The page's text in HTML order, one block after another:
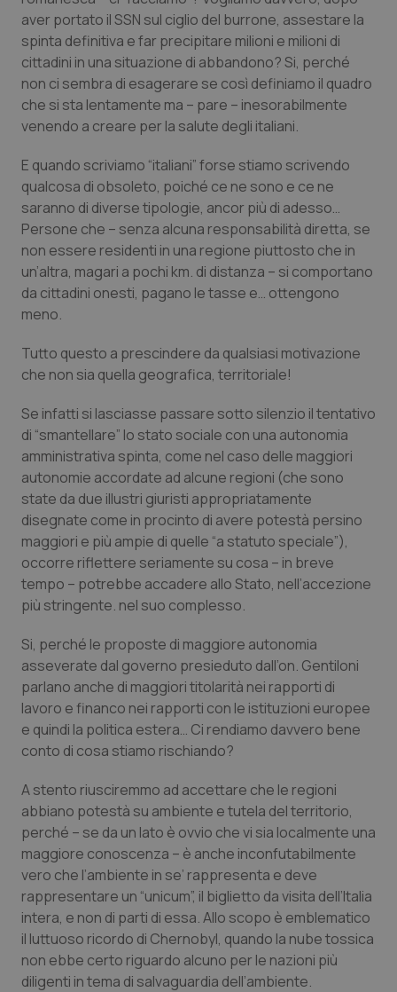
Lettere al direttore
Edizioni Regionali
Professionisti Sanitari.AI
Abruzzo
Basilicata
Calabria
Campania
Emilia-Romagna
Friuli Venezia Giulia
Lazio
Liguria
Lombardia
Marche
Molise
Piemonte
Provincia Autonoma di Bolzano
Provincia Autonoma di Trento
Puglia
Sardegna
Sicilia
QS Pro Gold
Artrite & artrosi
Asma & BPCO
Car-T
Colesterolo & coronaropatie
Dermatite Atopica
Diabete & glucometri
Disturbi dell’umore
Dolore
Donna & Salute
Epatiti
HIV
Infezioni & Febbre
Ipertensione & Scompenso
Malattie rare
Malattia di Crohn & Rettocolite Ulcerosa
Neuroscienze & patologie neurodegenerative
QS Club Newsletter
aver portato il SSN sul ciglio del burrone, assestare la
spinta definitiva e far precipitare milioni e milioni di
cittadini in una situazione di abbandono? Si, perché
non ci sembra di esagerare se così definiamo il quadro
che si sta lentamente ma – pare – inesorabilmente
venendo a creare per la salute degli italiani.
E quando scriviamo “italiani” forse stiamo scrivendo
qualcosa di obsoleto, poiché ce ne sono e ce ne
saranno di diverse tipologie, ancor più di adesso…
Persone che – senza alcuna responsabilità diretta, se
non essere residenti in una regione piuttosto che in
un’altra, magari a pochi km. di distanza – si comportano
da cittadini onesti, pagano le tasse e… ottengono
meno.
Tutto questo a prescindere da qualsiasi motivazione
che non sia quella geografica, territoriale!
Se infatti si lasciasse passare sotto silenzio il tentativo
di “smantellare” lo stato sociale con una autonomia
amministrativa spinta, come nel caso delle maggiori
autonomie accordate ad alcune regioni (che sono
state da due illustri giuristi appropriatamente
disegnate come in procinto di avere potestà persino
maggiori e più ampie di quelle “a statuto speciale”),
occorre riflettere seriamente su cosa – in breve
tempo – potrebbe accadere allo Stato, nell’accezione
più stringente. nel suo complesso.
Si, perché le proposte di maggiore autonomia
asseverate dal governo presieduto dall’on. Gentiloni
parlano anche di maggiori titolarità nei rapporti di
lavoro e financo nei rapporti con le istituzioni europee
e quindi la politica estera… Ci rendiamo davvero bene
conto di cosa stiamo rischiando?
A stento riusciremmo ad accettare che le regioni
abbiano potestà su ambiente e tutela del territorio,
perché – se da un lato è ovvio che vi sia localmente una
maggiore conoscenza – è anche inconfutabilmente
vero che l’ambiente in se’ rappresenta e deve
rappresentare un “unicum”, il biglietto da visita dell’Italia
intera, e non di parti di essa. Allo scopo è emblematico
il luttuoso ricordo di Chernobyl, quando la nube tossica
non ebbe certo riguardo alcuno per le nazioni più
diligenti in tema di salvaguardia dell’ambiente.